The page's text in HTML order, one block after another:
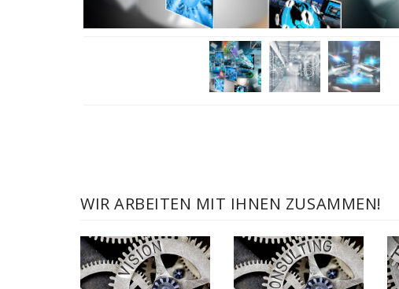
WIR ARBEITEN MIT IHNEN ZUSAMMEN!